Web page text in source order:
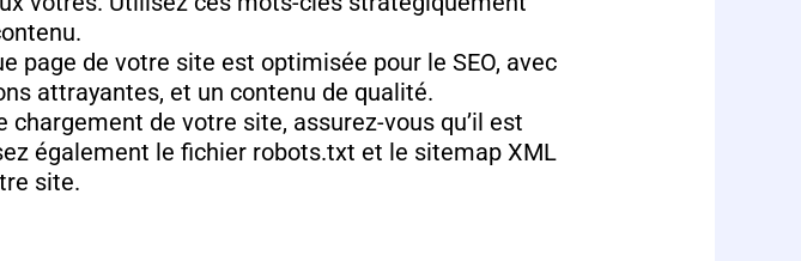
page de votre site est optimisée pour le SEO, avec
attrayantes, et un contenu de qualité.
de votre site, assurez-vous qu’il est
également le fichier robots.txt et le sitemap XML
site.